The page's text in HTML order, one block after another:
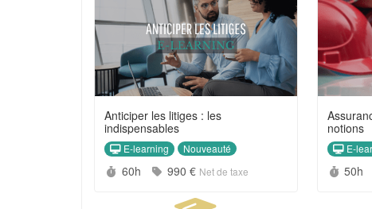
Anticiper les litiges : les
indispensables
E-learning Nouveauté
Durée :
60h Prix :
990 € Net de taxe
notions
E-
50h